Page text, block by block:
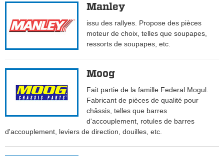
Manley
issu des rallyes. Propose des pièces
moteur de choix, telles que soupapes,
ressorts de soupapes, etc.
Moog
Fait partie de la famille Federal Mogul.
Fabricant de pièces de qualité pour
châssis, telles que barres
d'accouplement, rotules de barres
d'accouplement, leviers de direction, douilles, etc.